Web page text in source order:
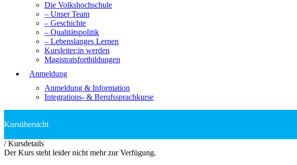
Die Volkshochschule
– Unser Team
– Geschichte
– Qualitätspolitik
– Lebenslanges Lernen
Kursleiter:in werden
Magistratsfortbildungen
Anmeldung
Anmeldung & Information
Integrations- & Berufssprachkurse
/Kursdetails
Der Kurs steht leider nicht mehr zur Verfügung.